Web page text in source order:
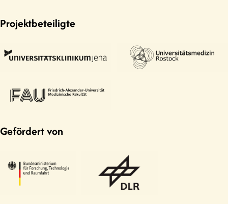
Projektbeteiligte
Gefördert von